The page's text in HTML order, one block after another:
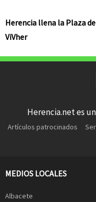
Herencia llena la Plaza
ViVher
Herencia.net es
Artículos patrocinados
MEDIOS LOCALES
Albacete